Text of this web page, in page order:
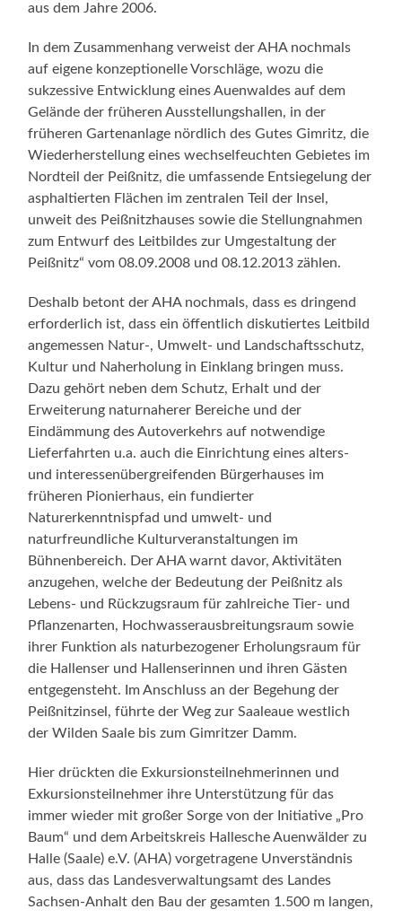
aus dem Jahre 2006.
In dem Zusammenhang verweist der AHA nochmals
auf eigene konzeptionelle Vorschläge, wozu die
sukzessive Entwicklung eines Auenwaldes auf dem
Gelände der früheren Ausstellungshallen, in der
früheren Gartenanlage nördlich des Gutes Gimritz, die
Wiederherstellung eines wechselfeuchten Gebietes im
Nordteil der Peißnitz, die umfassende Entsiegelung der
asphaltierten Flächen im zentralen Teil der Insel,
unweit des Peißnitzhauses sowie die Stellungnahmen
zum Entwurf des Leitbildes zur Umgestaltung der
Peißnitz“ vom 08.09.2008 und 08.12.2013 zählen.
Deshalb betont der AHA nochmals, dass es dringend
erforderlich ist, dass ein öffentlich diskutiertes Leitbild
angemessen Natur-, Umwelt- und Landschaftsschutz,
Kultur und Naherholung in Einklang bringen muss.
Dazu gehört neben dem Schutz, Erhalt und der
Erweiterung naturnaherer Bereiche und der
Eindämmung des Autoverkehrs auf notwendige
Lieferfahrten u.a. auch die Einrichtung eines alters-
und interessenübergreifenden Bürgerhauses im
früheren Pionierhaus, ein fundierter
Naturerkenntnispfad und umwelt- und
naturfreundliche Kulturveranstaltungen im
Bühnenbereich. Der AHA warnt davor, Aktivitäten
anzugehen, welche der Bedeutung der Peißnitz als
Lebens- und Rückzugsraum für zahlreiche Tier- und
Pflanzenarten, Hochwasserausbreitungsraum sowie
ihrer Funktion als naturbezogener Erholungsraum für
die Hallenser und Hallenserinnen und ihren Gästen
entgegensteht. Im Anschluss an der Begehung der
Peißnitzinsel, führte der Weg zur Saaleaue westlich
der Wilden Saale bis zum Gimritzer Damm.
Hier drückten die Exkursionsteilnehmerinnen und
Exkursionsteilnehmer ihre Unterstützung für das
immer wieder mit großer Sorge von der Initiative „Pro
Baum“ und dem Arbeitskreis Hallesche Auenwälder zu
Halle (Saale) e.V. (AHA) vorgetragene Unverständnis
aus, dass das Landesverwaltungsamt des Landes
Sachsen-Anhalt den Bau der gesamten 1.500 m langen,